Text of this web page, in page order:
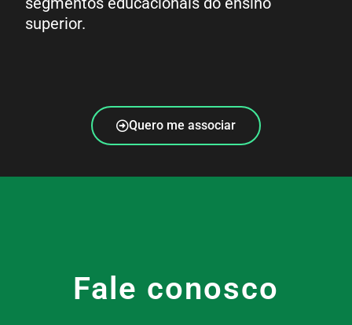
superior.
Quero me associar
Fale conosco